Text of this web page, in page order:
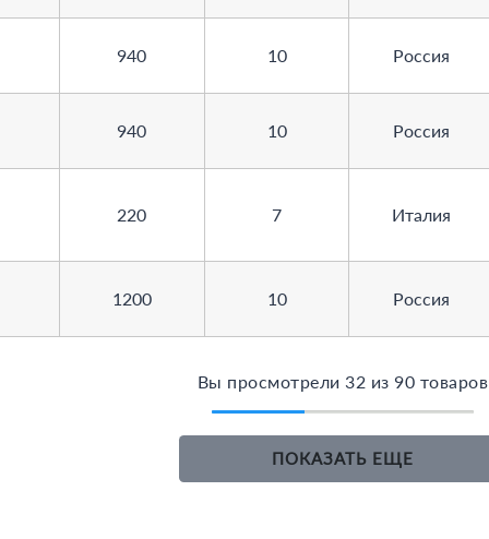
940 10 Россия
940 10 Россия
220 7 Италия
1200 10 Россия
Вы просмотрели 32 из 90 товаров
ПОКАЗАТЬ ЕЩЕ